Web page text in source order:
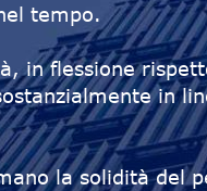
tempo.
in flessione
in
la solidità del